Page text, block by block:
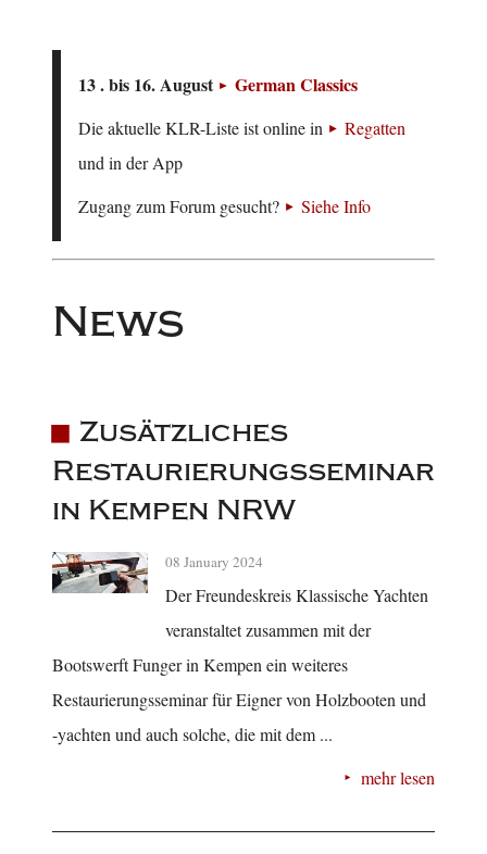
13 . bis 16. August German Classics
Die aktuelle KLR-Liste ist online in
Regatten
und in der App
Zugang zum Forum gesucht?
Siehe Info
News
Zusätzliches
Restaurierungsseminar
in Kempen NRW
08 January 2024
Der Freundeskreis Klassische Yachten
veranstaltet zusammen mit der
Bootswerft Funger in Kempen ein weiteres
Restaurierungsseminar für Eigner von Holzbooten und
-yachten und auch solche, die mit dem ...
mehr lesen